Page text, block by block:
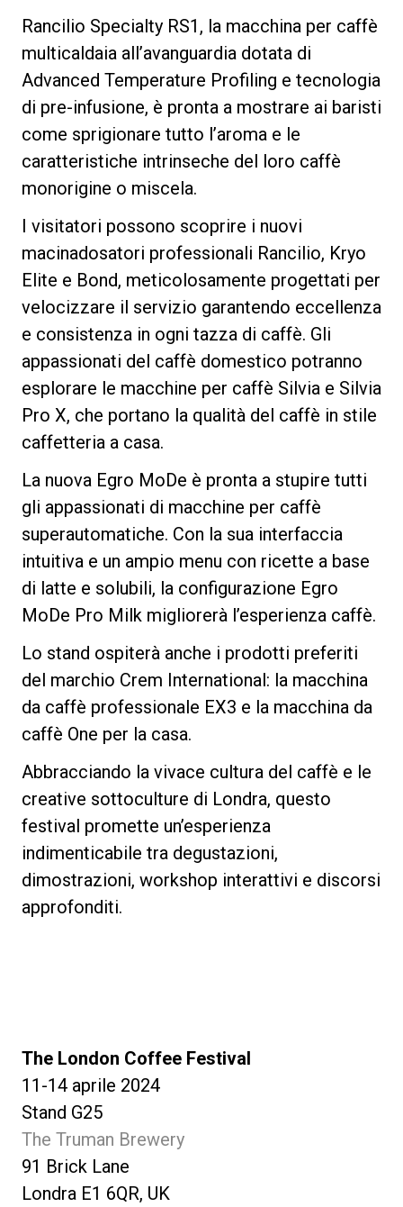
Rancilio Specialty RS1, la macchina per caffè
multicaldaia all’avanguardia dotata di
Advanced Temperature Profiling e tecnologia
di pre-infusione, è pronta a mostrare ai baristi
come sprigionare tutto l’aroma e le
caratteristiche intrinseche del loro caffè
monorigine o miscela.
I visitatori possono scoprire i nuovi
macinadosatori professionali Rancilio, Kryo
Elite e Bond, meticolosamente progettati per
velocizzare il servizio garantendo eccellenza
e consistenza in ogni tazza di caffè. Gli
appassionati del caffè domestico potranno
esplorare le macchine per caffè Silvia e Silvia
Pro X, che portano la qualità del caffè in stile
caffetteria a casa.
La nuova Egro MoDe è pronta a stupire tutti
gli appassionati di macchine per caffè
superautomatiche. Con la sua interfaccia
intuitiva e un ampio menu con ricette a base
di latte e solubili, la configurazione Egro
MoDe Pro Milk migliorerà l’esperienza caffè.
Lo stand ospiterà anche i prodotti preferiti
del marchio Crem International: la macchina
da caffè professionale EX3 e la macchina da
caffè One per la casa.
Abbracciando la vivace cultura del caffè e le
creative sottoculture di Londra, questo
festival promette un’esperienza
indimenticabile tra degustazioni,
dimostrazioni, workshop interattivi e discorsi
approfonditi.
The London Coffee Festival
11-14 aprile 2024
Stand G25
The Truman Brewery
91 Brick Lane
Londra E1 6QR, UK
Privacy Policy